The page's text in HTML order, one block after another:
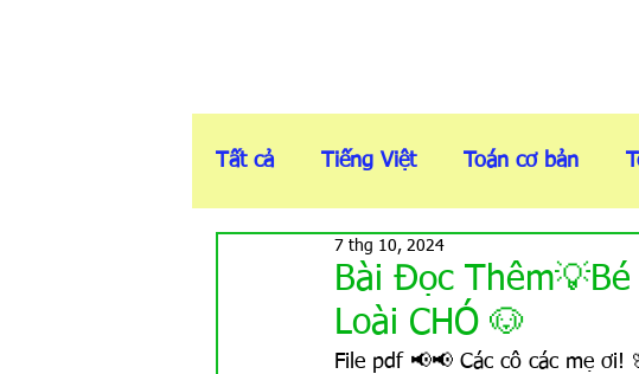
Tất cả Tiếng Việt Toán cơ bản
Sách T-Anh online Thẻ
Khoa học TN
Bài Đọc
Loài CHÓ 🐶
7 thg 10, 2024
File pdf 📢📢 Các cô các mẹ